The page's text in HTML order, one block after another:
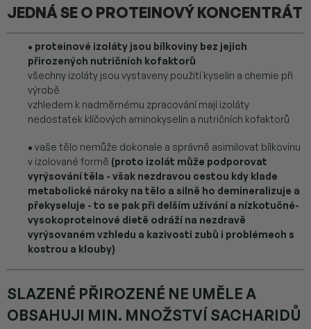
JEDNÁ SE O PROTEINOVÝ KONCENTRÁT
• proteinové izoláty jsou bílkoviny bez jejich
přirozených nutričních kofaktorů
všechny izoláty jsou vystaveny použití kyselin a chemie při
výrobě
vzhledem k nadměrnému zpracování mají izoláty
nedostatek klíčových aminokyselin a nutričních kofaktorů
• vaše tělo nemůže dokonale a správně asimilovat bílkovinu
v izolované formě (proto izolát může podporovat
vyrýsování těla - však nezdravou cestou kdy klade
metabolické nároky na tělo a silně ho demineralizuje a
překyseluje - to se pak při delším užívání a nízkotučné-
vysokoproteinové dietě odráží na nezdravě
vyrýsovaném vzhledu a kazivosti zubů i problémech s
kostrou a klouby)
SLAZENÉ PŘIROZENÉ NE UMĚLE A
OBSAHUJI MIN. MNOŽSTVÍ SACHARIDŮ